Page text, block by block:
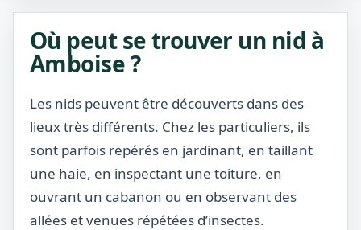
Où peut se trouver un nid à
Amboise ?
Les nids peuvent être découverts dans des
lieux très différents. Chez les particuliers, ils
sont parfois repérés en jardinant, en taillant
une haie, en inspectant une toiture, en
ouvrant un cabanon ou en observant des
allées et venues répétées d’insectes.